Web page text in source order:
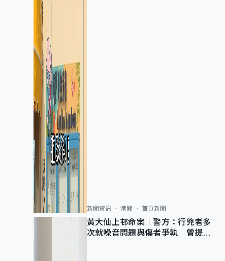
新聞資訊 港聞 首頁新聞
黃大仙上邨命案｜警方：行兇者多
次就噪音問題與傷者爭執 曾提出